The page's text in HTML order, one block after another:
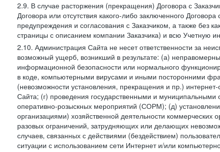
2.9. В случае расторжения (прекращения) Договора с
Договора или отсутствия какого-либо заключенного
предупреждения и согласования с Заказчиком, а также без
страницы с описанием компании Заказчика) и всю Учетную
2.10. Администрация Сайта не несет ответственности за
возможный ущерб, возникший в результате: (а)
информационной безопасности или нормального
в коде, компьютерными вирусами и иными посторонними
(невозможности установления, прекращения и пр.)
Сайта; (г) проведения государственными и
оперативно-розыскных мероприятий (СОРМ); (д)
организациями) хозяйственной деятельности коммерческих
разовых ограничений, затрудняющих или делающих
случаев, связанных с действиями (бездействием)
ситуации с использованием сети Интернет и/или